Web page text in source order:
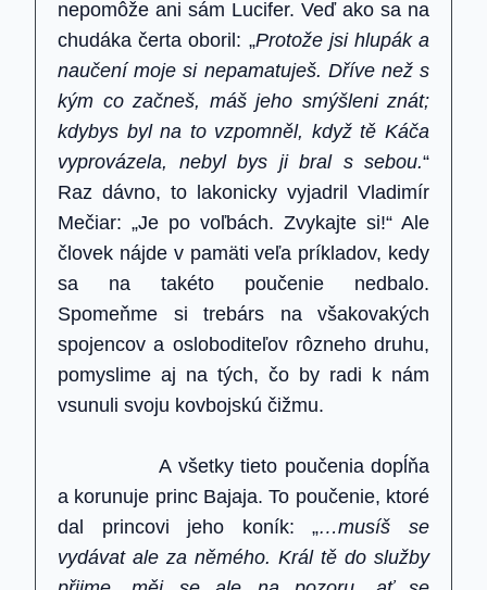
nepomôže ani sám Lucifer. Veď ako sa na
chudáka čerta oboril: „Protože jsi hlupák a
naučení moje si nepamatuješ. Dříve než s
kým co začneš, máš jeho smýšleni znát;
kdybys byl na to vzpomněl, když tě Káča
vyprovázela, nebyl bys ji bral s sebou.“
Raz dávno, to lakonicky vyjadril Vladimír
Mečiar: „Je po voľbách. Zvykajte si!“ Ale
človek nájde v pamäti veľa príkladov, kedy
sa na takéto poučenie nedbalo.
Spomeňme si trebárs na všakovakých
spojencov a osloboditeľov rôzneho druhu,
pomyslime aj na tých, čo by radi k nám
vsunuli svoju kovbojskú čižmu.
A všetky tieto poučenia dopĺňa
a korunuje princ Bajaja. To poučenie, ktoré
dal princovi jeho koník: „…musíš se
vydávat ale za němého. Král tě do služby